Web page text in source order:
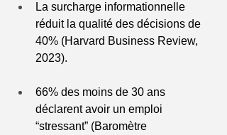
La surcharge informationnelle
réduit la qualité des décisions de
40% (Harvard Business Review,
2023).
66% des moins de 30 ans
déclarent avoir un emploi
“stressant” (Baromètre